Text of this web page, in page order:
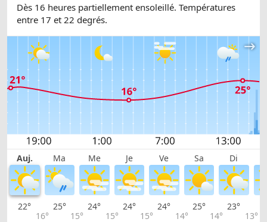
Dès 16 heures partiellement ensoleillé. Températures
entre 17 et 22 degrés.
Auj. Ma Me Je Ve Sa Di
22°
16°
25°
15°
24°
15°
24°
15°
24°
14°
25°
14°
23°
13°